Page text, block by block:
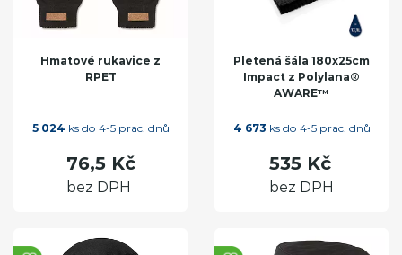
Hmatové rukavice z
RPET
5 024 ks do 4-5 prac. dnů
76,5 Kč
bez DPH
Pletená šála 180x25cm
Impact z Polylana®
AWARE™
4 673 ks do 4-5 prac. dnů
535 Kč
bez DPH